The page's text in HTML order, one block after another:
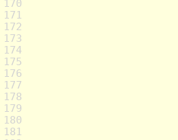
170
171
172
173
174
175
176
177
178
179
180
181